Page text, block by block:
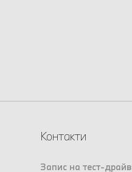
Контакти
Запис на тест-драйв